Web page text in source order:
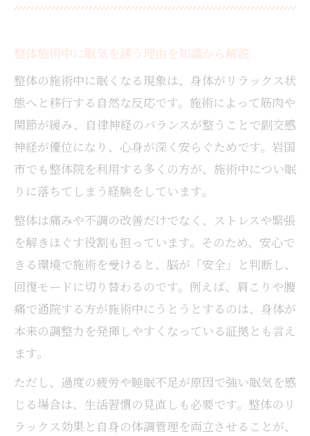
整体施術中に眠気を誘う理由を知識から解説
整体の施術中に眠くなる現象は、身体がリラックス状
態へと移行する自然な反応です。施術によって筋肉や
関節が緩み、自律神経のバランスが整うことで副交感
神経が優位になり、心身が深く安らぐためです。岩国
市でも整体院を利用する多くの方が、施術中につい眠
りに落ちてしまう経験をしています。
整体は痛みや不調の改善だけでなく、ストレスや緊張
を解きほぐす役割も担っています。そのため、安心で
きる環境で施術を受けると、脳が「安全」と判断し、
回復モードに切り替わるのです。例えば、肩こりや腰
痛で通院する方が施術中にうとうとするのは、身体が
本来の調整力を発揮しやすくなっている証拠とも言え
ます。
ただし、過度の疲労や睡眠不足が原因で強い眠気を感
じる場合は、生活習慣の見直しも必要です。整体のリ
ラックス効果と自身の体調管理を両立させることが、